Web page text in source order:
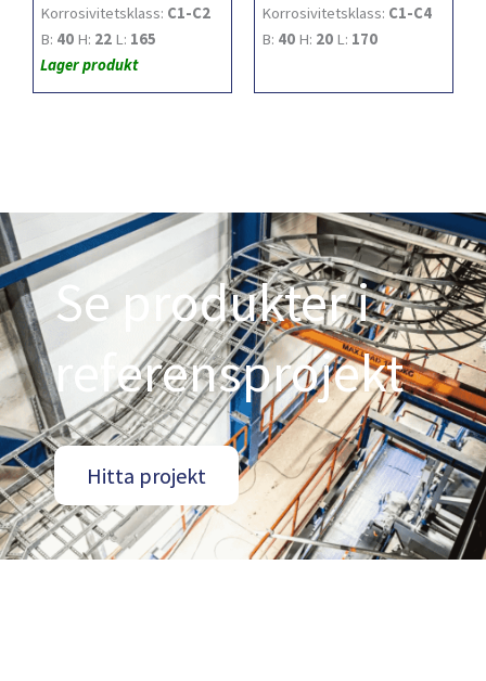
Korrosivitetsklass: C1-C2
B: 40 H: 22 L: 165
Lager produkt
Korrosivitetsklass: C1-C4
B: 40 H: 20 L: 170
Se produkter i
referensprojekt
Hitta projekt